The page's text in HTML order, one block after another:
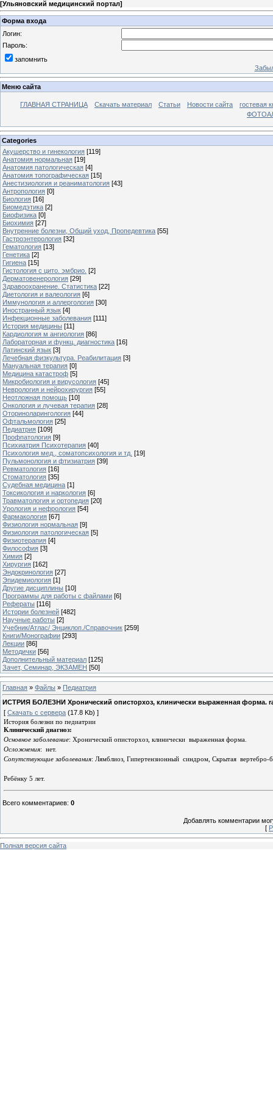
[Ульяновский медицинский портал]
Форма входа
Логин:
Пароль:
запомнить
Меню сайта
ГЛАВНАЯ СТРАНИЦА Скачать материал Статьи Новости сайта
гостевая
Categories
Акушерство и гинекология [119]
Анатомия нормальная [19]
Анатомия патологическая [4]
Анатомия топографическая [15]
Анестизиология и реаниматология [43]
Антропология [0]
Биология [16]
Биомедэтика [2]
Биофизика [0]
Биохимия [27]
Внутренние болезни, Общий уход, Пропедевтика [55]
Гастроэнтерология [32]
Гематология [13]
Генетика [2]
Гигиена [15]
Гистология с цито. эмбрио. [2]
Дерматовенерология [29]
Здравоохранение. Статистика [22]
Диетология и валеология [6]
Иммунология и аллергология [30]
Иностранный язык [4]
Инфекционные заболевания [111]
История медицины [11]
Кардиология м ангиология [86]
Лабораторная и функц. диагностика [16]
Латинский язык [3]
Лечебная физкультура. Реабилитация [3]
Мануальная терапия [0]
Медицина катастроф [5]
Микробиология и вирусология [45]
Неврология и нейрохирургия [55]
Неотложная помощь [10]
Онкология и лучевая терапия [28]
Оториноларингология [44]
Офтальмология [25]
Педиатрия [109]
Профпатология [9]
Психиатрия Психотерапия [40]
Психология мед., соматопсихология и тд. [19]
Пульмонология и фтизиатрия [39]
Ревматология [16]
Стоматология [35]
Судебная медицина [1]
Токсикология и наркология [6]
Травматология и ортопедия [20]
Урология и нефрология [54]
Фармакология [67]
Физиология нормальная [9]
Физиология патологическая [5]
Физиотерапия [4]
Философия [3]
Химия [2]
Хирургия [162]
Эндокринология [27]
Эпидемиология [1]
Другие дисциплины [10]
Программы для работы с файлами [6]
Рефераты [116]
Истории болезней [482]
Научные работы [2]
Учебник/Атлас/ Энциклоп./Справочник [259]
Книги/Монографии [293]
Лекции [86]
Методички [56]
Дополнительный материал [125]
Зачет, Семинар, ЭКЗАМЕН [50]
Главная » Файлы » Педиатрия
ИСТРИЯ БОЛЕЗНИ Хронический описторхоз, клинически выраженная форма.
[ Скачать с сервера (17.8 Kb) ]
История болезни по педиатрии
Клинический диагноз:
Основное заболевание: Хронический описторхоз, клинически выраженная форма.
Осложнения:
нет.
Сопутствующие заболевания: Лямблиоз, Гипертензионный синдром, Скрытая вертебро-
Ребёнку 5 лет.
Всего комментариев: 0
Добавлять комментарии
[
Полная версия сайта